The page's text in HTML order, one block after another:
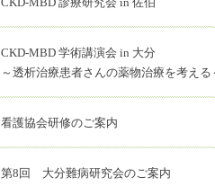
CKD-MBD 学術講演会 in 大分
～透析治療患者さんの薬物治療を考える
看護協会研修のご案内
第8回 大分難病研究会のご案内